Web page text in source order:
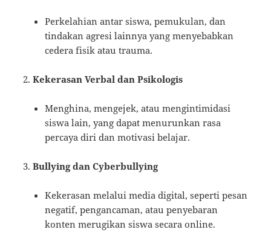
Perkelahian antar siswa, pemukulan, dan
tindakan agresi lainnya yang menyebabkan
cedera fisik atau trauma.
Kekerasan Verbal dan Psikologis
Menghina, mengejek, atau mengintimidasi
siswa lain, yang dapat menurunkan rasa
percaya diri dan motivasi belajar.
Bullying dan Cyberbullying
Kekerasan melalui media digital, seperti pesan
negatif, pengancaman, atau penyebaran
konten merugikan siswa secara online.